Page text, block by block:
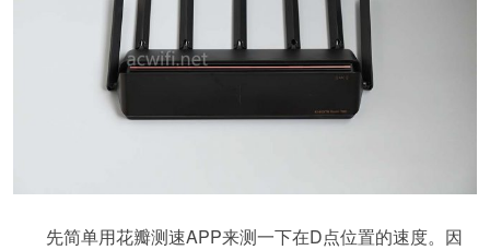
先简单用花瓣测速APP来测一下在D点位置的速度。因